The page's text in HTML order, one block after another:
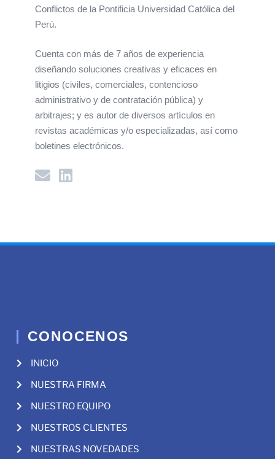
Conflictos de la Pontificia Universidad Católica del
Perú.
Cuenta con más de 7 años de experiencia
diseñando soluciones creativas y eficaces en
litigios (civiles, comerciales, contencioso
administrativo y de contratación pública) y
arbitrajes; y es autor de diversos artículos en
revistas académicas y/o especializadas, así como
boletines electrónicos.
CONOCENOS
INICIO
NUESTRA FIRMA
NUESTRO EQUIPO
NUESTROS CLIENTES
NUESTRAS NOVEDADES